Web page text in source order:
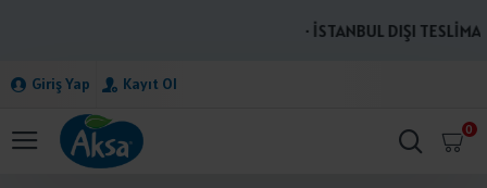
· İSTANBUL DIŞI
Giriş Yap Kayıt Ol
0